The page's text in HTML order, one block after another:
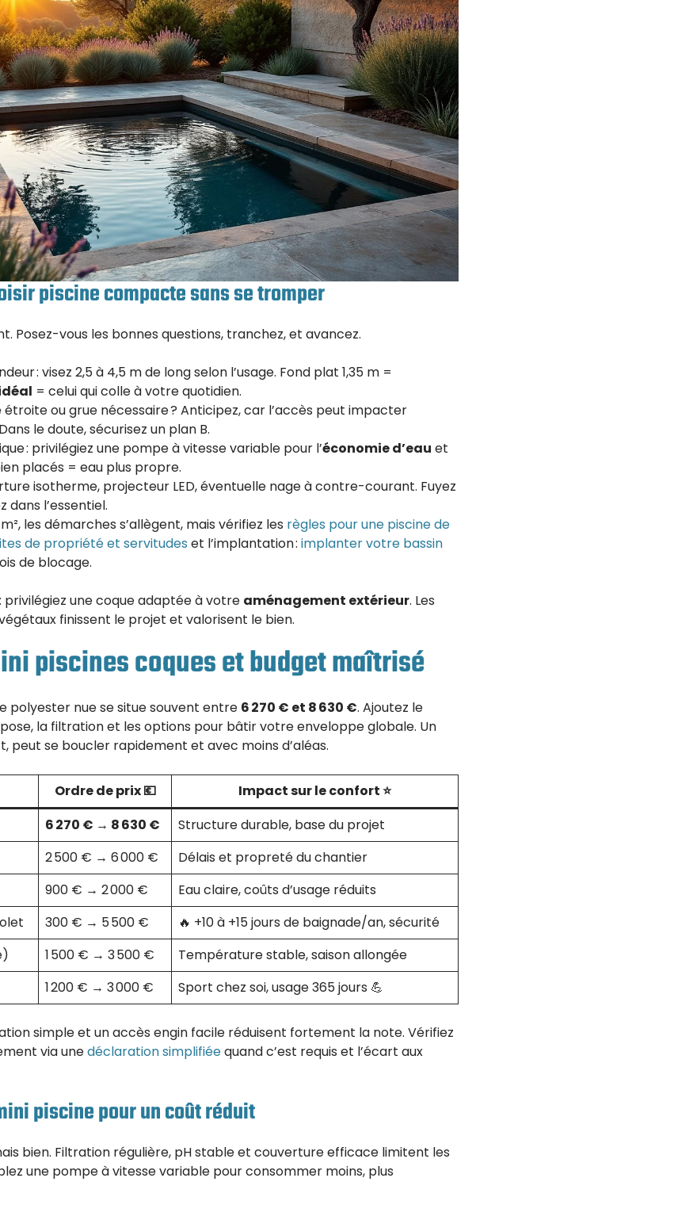
piscine compacte sans se tromper
Posez-vous les bonnes questions, tranchez, et avancez.
: visez 2,5 à 4,5 m de long selon l’usage. Fond plat 1,35 m =
= celui qui colle à votre quotidien.
étroite ou grue nécessaire ? Anticipez, car l’accès peut impacter
le doute, sécurisez un plan B.
: privilégiez une pompe à vitesse variable pour l’économie d’eau et
placés = eau plus propre.
isotherme, projecteur LED, éventuelle nage à contre-courant. Fuyez
dans l’essentiel.
les démarches s’allègent, mais vérifiez les règles pour une piscine de
de propriété et servitudes et l’implantation : implanter votre bassin
de blocage.
une coque adaptée à votre aménagement extérieur. Les
finissent le projet et valorisent le bien.
piscines coques et budget maîtrisé
polyester nue se situe souvent entre 6 270 € et 8 630 €. Ajoutez le
la filtration et les options pour bâtir votre enveloppe globale. Un
peut se boucler rapidement et avec moins d’aléas.
Ordre de prix 💶
Impact sur le confort ⭐
6 270 € → 8 630 €
Structure durable, base du projet
2 500 € → 6 000 €
Délais et propreté du chantier
900 € → 2 000 €
Eau claire, coûts d’usage réduits
300 € → 5 500 €
🔥 +10 à +15 jours de baignade/an, sécurité
1 500 € → 3 500 €
Température stable, saison allongée
1 200 € → 3 000 € Sport chez soi, usage 365 jours 💪
simple et un accès engin facile réduisent fortement la note. Vérifiez
via unedéclaration simplifiéequand c’est requis et l’écart aux
piscine pour un coût réduit
bien. Filtration régulière, pH stable et couverture efficace limitent les
une pompe à vitesse variable pour consommer moins, plus